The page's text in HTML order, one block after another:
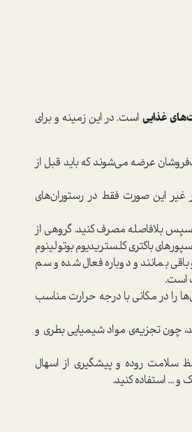
غذایی است. در این زمینه و برای
عرضه می‌شوند که باید قبل از
غیر این صورت فقط در رستوران‌های
را به مدت ۲۰ دقیقه بجوشانید و سپس بلافاصله مصرف کنید. گروهی از
باکتری کلستریدیوم بوتولینوم
بمانند و دوباره فعال شده و سم
است.
را در مکانی با درجه حرارت مناسب
چون تجزیه‌ی مواد شیمیایی بطری و
سلامت روده و پیشگیری از اسهال
... استفاده کنید.